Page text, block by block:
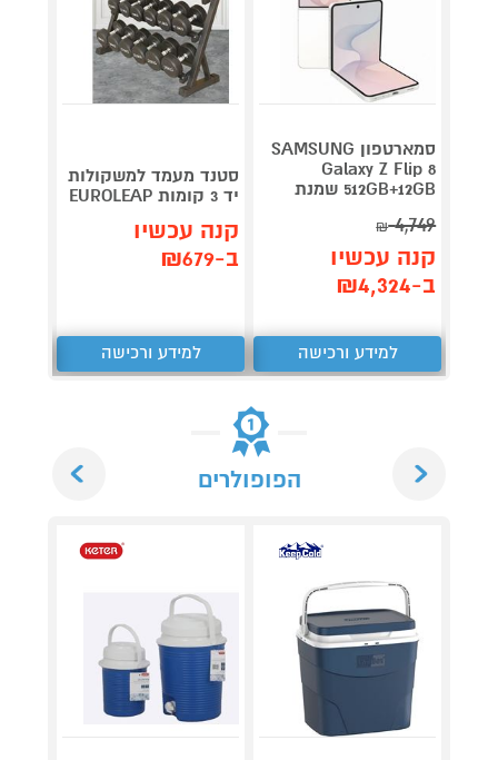
סמארטפון SAMSUNG
Galaxy Z Flip 8
512GB+12GB שמנת
4,749
₪
קנה עכשיו
ב-₪4,324
למידע ורכישה
סטנד מעמד למשקולות
יד 3 קומות EUROLEAP
קנה עכשיו
ב-₪679
למידע ורכישה
הפופולרים